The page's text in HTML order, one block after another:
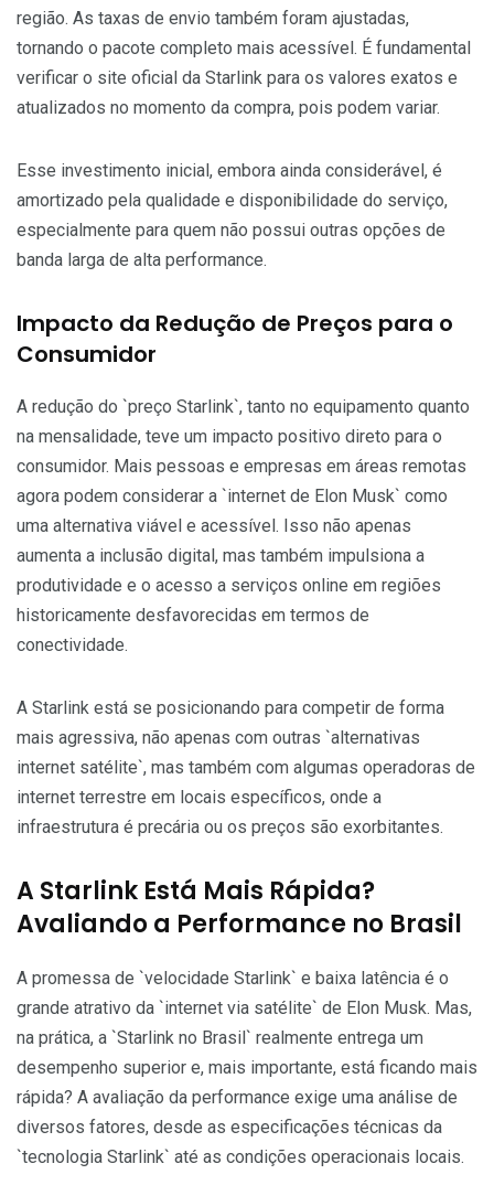
região. As taxas de envio também foram ajustadas,
tornando o pacote completo mais acessível. É fundamental
verificar o site oficial da Starlink para os valores exatos e
atualizados no momento da compra, pois podem variar.
Esse investimento inicial, embora ainda considerável, é
amortizado pela qualidade e disponibilidade do serviço,
especialmente para quem não possui outras opções de
banda larga de alta performance.
Impacto da Redução de Preços para o
Consumidor
A redução do `preço Starlink`, tanto no equipamento quanto
na mensalidade, teve um impacto positivo direto para o
consumidor. Mais pessoas e empresas em áreas remotas
agora podem considerar a `internet de Elon Musk` como
uma alternativa viável e acessível. Isso não apenas
aumenta a inclusão digital, mas também impulsiona a
produtividade e o acesso a serviços online em regiões
historicamente desfavorecidas em termos de
conectividade.
A Starlink está se posicionando para competir de forma
mais agressiva, não apenas com outras `alternativas
internet satélite`, mas também com algumas operadoras de
internet terrestre em locais específicos, onde a
infraestrutura é precária ou os preços são exorbitantes.
A Starlink Está Mais Rápida?
Avaliando a Performance no Brasil
A promessa de `velocidade Starlink` e baixa latência é o
grande atrativo da `internet via satélite` de Elon Musk. Mas,
na prática, a `Starlink no Brasil` realmente entrega um
desempenho superior e, mais importante, está ficando mais
rápida? A avaliação da performance exige uma análise de
diversos fatores, desde as especificações técnicas da
`tecnologia Starlink` até as condições operacionais locais.